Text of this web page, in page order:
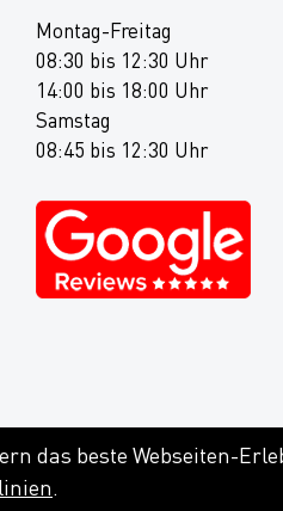
Montag-Freitag
08:30 bis 12:30 Uhr
14:00 bis 18:00 Uhr
Samstag
08:45 bis 12:30 Uhr
das beste Webseiten-
.